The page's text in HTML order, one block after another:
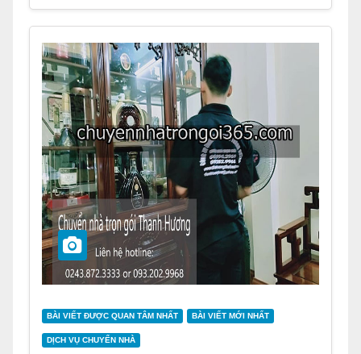
BÀI VIẾT ĐƯỢC QUAN TÂM NHẤT BÀI VIẾT MỚI NHẤT
DỊCH VỤ CHUYỂN NHÀ